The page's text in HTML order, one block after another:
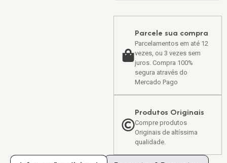
Parcele sua compra
Parcelamentos em até 12
vezes, ou 3 vezes sem
juros. Compra 100%
segura através do
Mercado Pago
Produtos Originais
Compre produtos
Originais de altíssima
qualidade.